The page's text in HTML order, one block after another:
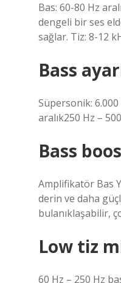
Bas: 60-80 Hz
dengeli bir ses
sağlar. Tiz: 8-12
Bass
Süpersonik:
aralık250 Hz –
Bass
Amplifikatör Bas
derin ve daha
bulanıklaşabilir,
Low tiz
60 Hz – 250 Hz